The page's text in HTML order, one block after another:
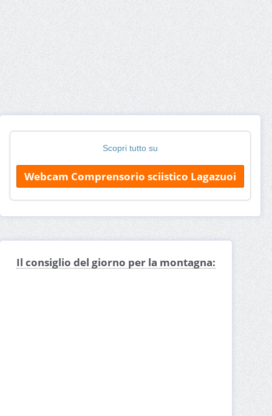
Scopri tutto su
Webcam Comprensorio sciistico Lagazuoi
Il consiglio del giorno per la montagna: